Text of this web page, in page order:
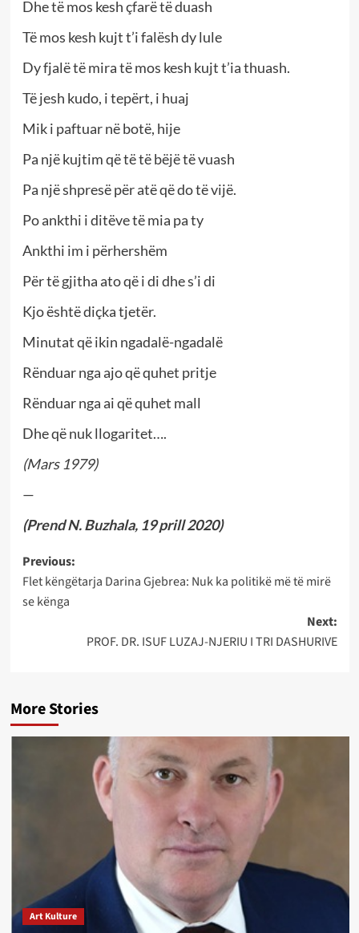
Dhe të mos kesh çfarë të duash
Të mos kesh kujt t’i falësh dy lule
Dy fjalë të mira të mos kesh kujt t’ia thuash.
Të jesh kudo, i tepërt, i huaj
Mik i paftuar në botë, hije
Pa një kujtim që të të bëjë të vuash
Pa një shpresë për atë që do të vijë.
Po ankthi i ditëve të mia pa ty
Ankthi im i përhershëm
Për të gjitha ato që i di dhe s’i di
Kjo është diçka tjetër.
Minutat që ikin ngadalë-ngadalë
Rënduar nga ajo që quhet pritje
Rënduar nga ai që quhet mall
Dhe që nuk llogaritet….
(Mars 1979)
—
(Prend N. Buzhala, 19 prill 2020)
Post
navigation
Previous:
Flet këngëtarja Darina Gjebrea: Nuk ka politikë më të mirë
se kënga
Next:
PROF. DR. ISUF LUZAJ-NJERIU I TRI DASHURIVE
More Stories
Art Kulture